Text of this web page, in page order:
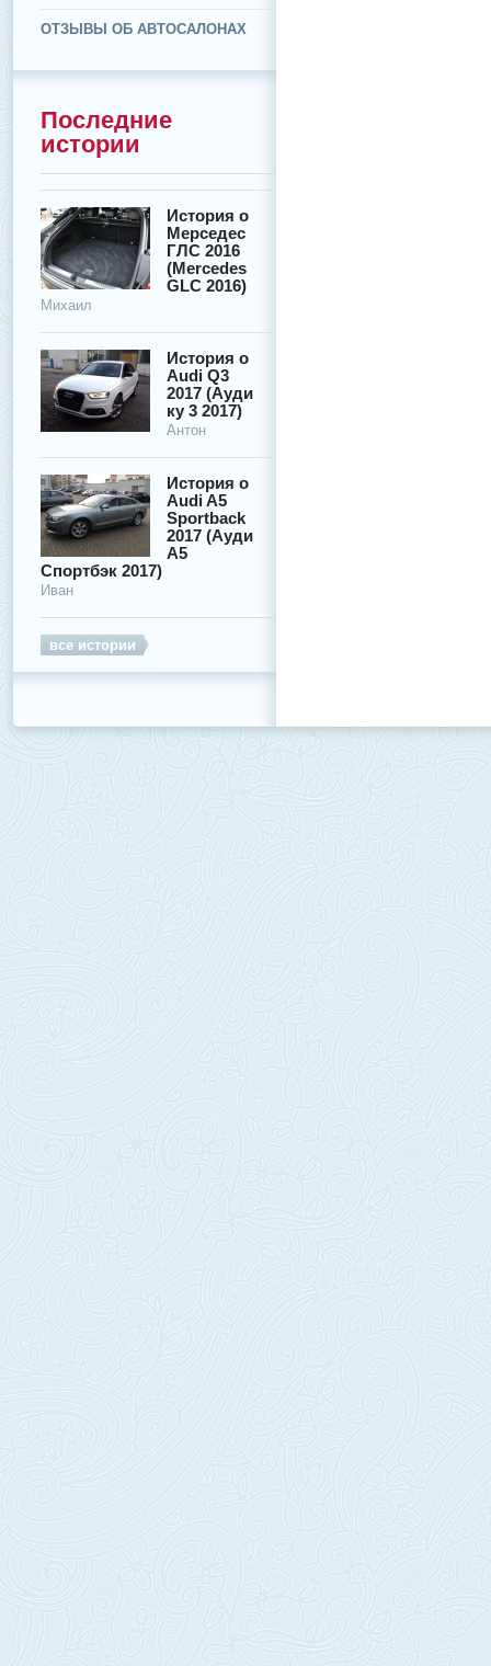
ОТЗЫВЫ ОБ АВТОСАЛОНАХ
Последние
истории
История о
Мерседес
ГЛС 2016
(Mercedes
GLC 2016)
Михаил
История о
Audi Q3
2017 (Ауди
ку 3 2017)
Антон
История о
Audi A5
Sportback
2017 (Ауди
А5
Спортбэк 2017)
Иван
все истории